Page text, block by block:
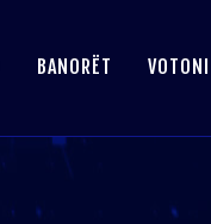
BANORËT VOTONI